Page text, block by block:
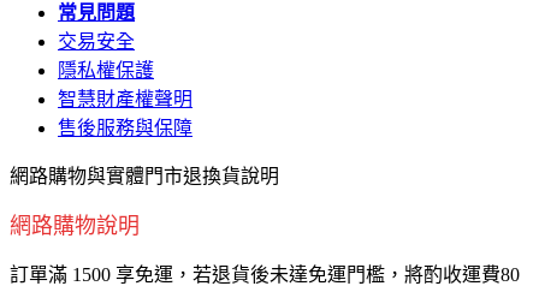
常見問題
交易安全
隱私權保護
智慧財產權聲明
售後服務與保障
網路購物與實體門市退換貨說明
網路購物說明
訂單滿 1500 享免運，若退貨後未達免運門檻，將酌收運費80